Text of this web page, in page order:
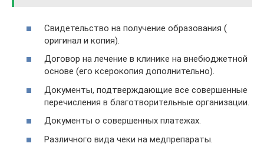
Свидетельство на получение образования (
оригинал и копия).
Договор на лечение в клинике на внебюджетной
основе (его ксерокопия дополнительно).
Документы, подтверждающие все совершенные
перечисления в благотворительные организации.
Документы о совершенных платежах.
Различного вида чеки на медпрепараты.